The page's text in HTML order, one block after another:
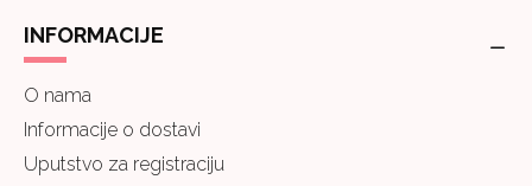
INFORMACIJE
O nama
Informacije o dostavi
Uputstvo za registraciju